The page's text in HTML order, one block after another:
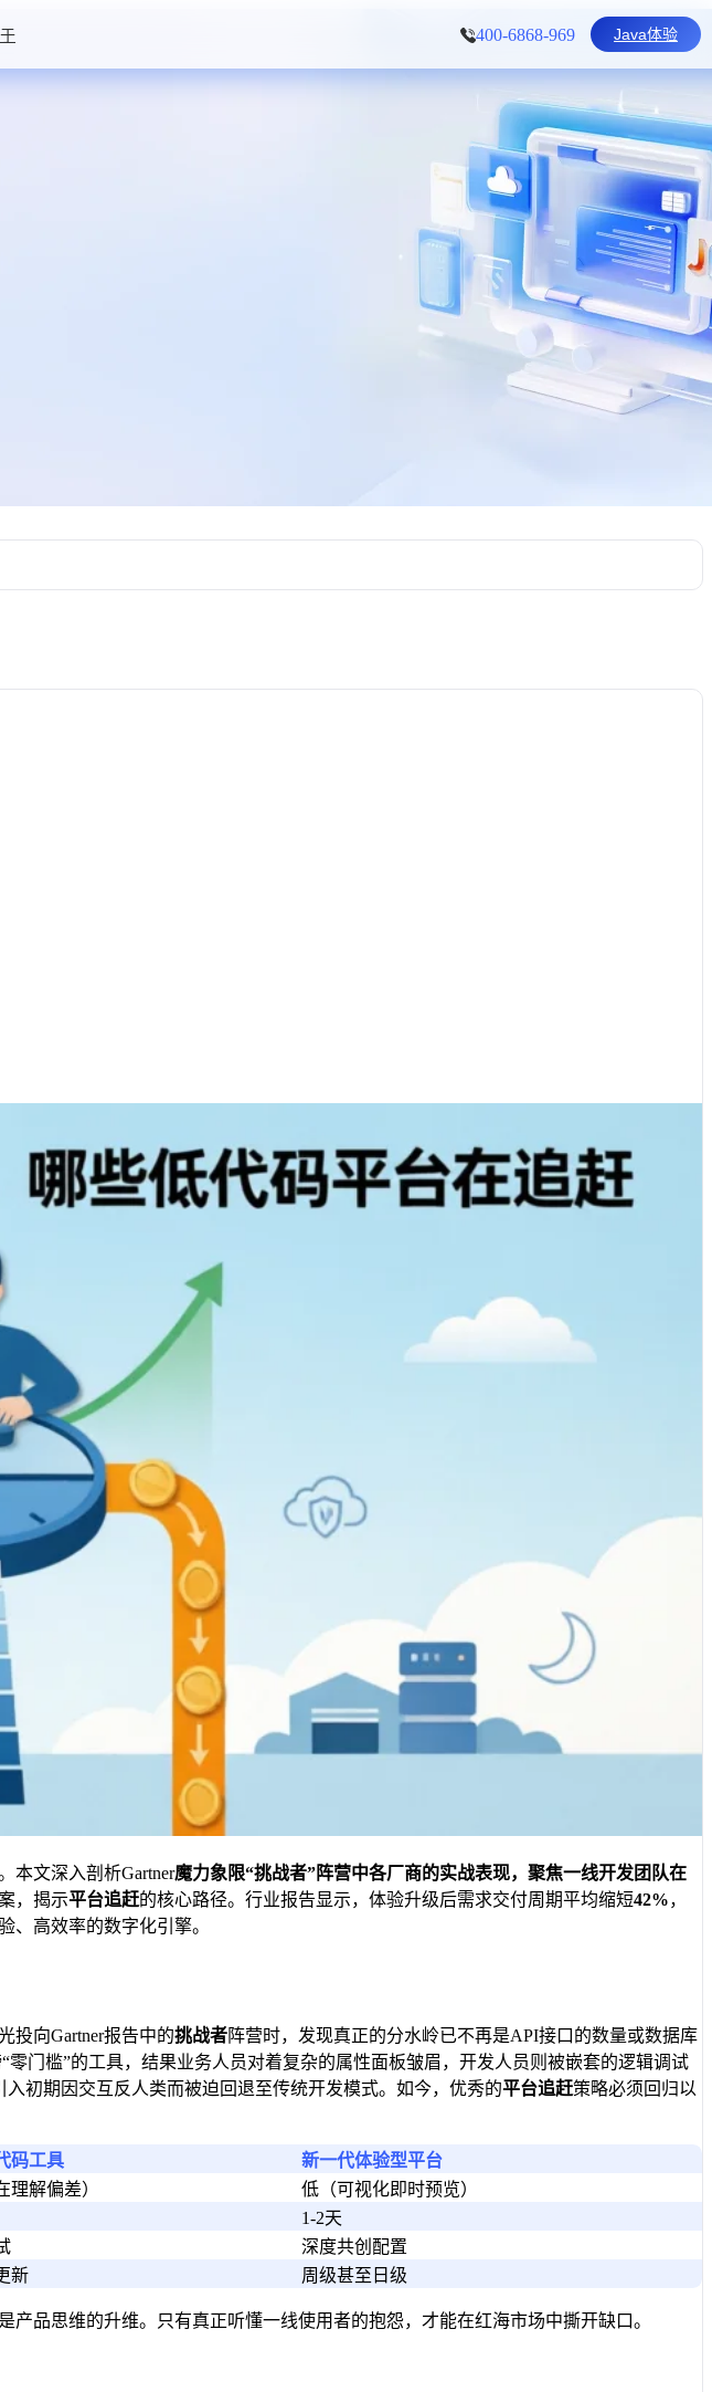
400-6868-969 Java体验
本文深入剖析Gartner魔力象限“挑战者”阵营中各厂商的实战表现，聚焦一线开发团队在
，揭示平台追赶的核心路径。行业报告显示，体验升级后需求交付周期平均缩短42%，
、高效率的数字化引擎。
投向Gartner报告中的挑战者阵营时，发现真正的分水岭已不再是API接口的数量或数据库
门槛”的工具，结果业务人员对着复杂的属性面板皱眉，开发人员则被嵌套的逻辑调试
初期因交互反人类而被迫回退至传统开发模式。如今，优秀的平台追赶策略必须回归以
码工具
新一代体验型平台
理解偏差）
低（可视化即时预览）
1-2天
深度共创配置
新 周级甚至日级
品思维的升维。只有真正听懂一线使用者的抱怨，才能在红海市场中撕开缺口。